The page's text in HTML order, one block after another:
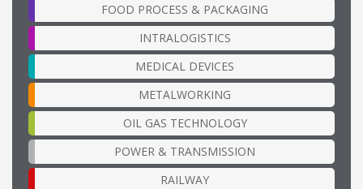
FOOD PROCESS & PACKAGING
INTRALOGISTICS
MEDICAL DEVICES
METALWORKING
OIL GAS TECHNOLOGY
POWER & TRANSMISSION
RAILWAY